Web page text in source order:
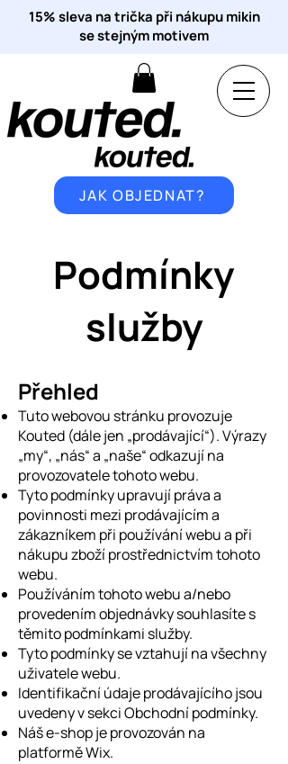
15% sleva na trička při nákupu mikin
se stejným motivem
JAK OBJEDNAT?
Podmínky
služby
Přehled
Tuto webovou stránku provozuje
Kouted (dále jen „prodávající“). Výrazy
„my“, „nás“ a „naše“ odkazují na
provozovatele tohoto webu.
Tyto podmínky upravují práva a
povinnosti mezi prodávajícím a
zákazníkem při používání webu a při
nákupu zboží prostřednictvím tohoto
webu.
Používáním tohoto webu a/nebo
provedením objednávky souhlasíte s
těmito podmínkami služby.
Tyto podmínky se vztahují na všechny
uživatele webu.
Identifikační údaje prodávajícího jsou
uvedeny v sekci Obchodní podmínky.
Náš e-shop je provozován na
platformě Wix.